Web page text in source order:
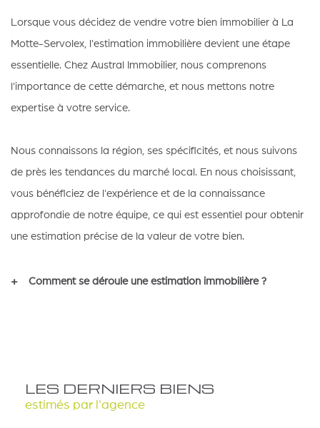
Lorsque vous décidez de vendre votre bien immobilier à La
Motte-Servolex, l'estimation immobilière devient une étape
essentielle. Chez Austral Immobilier, nous comprenons
l'importance de cette démarche, et nous mettons notre
expertise à votre service.
Nous connaissons la région, ses spécificités, et nous suivons
de près les tendances du marché local. En nous choisissant,
vous bénéficiez de l'expérience et de la connaissance
approfondie de notre équipe, ce qui est essentiel pour obtenir
une estimation précise de la valeur de votre bien.
Comment se déroule une estimation immobilière ?
votre bien. Pendant cette visite, nous examinerons chaque
LES DERNIERS BIENS
estimés par l'agence